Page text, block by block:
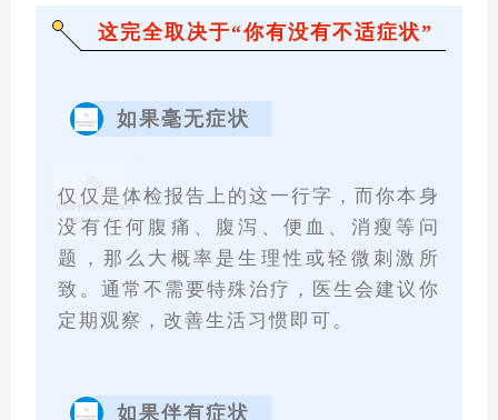
这完全取决于“你有没有不适症状”
如果毫无症状
仅仅是体检报告上的这一行字，而你本身
没有任何腹痛、腹泻、便血、消瘦等问
题，那么大概率是生理性或轻微刺激所
致。通常不需要特殊治疗，医生会建议你
定期观察，改善生活习惯即可。
如果伴有症状